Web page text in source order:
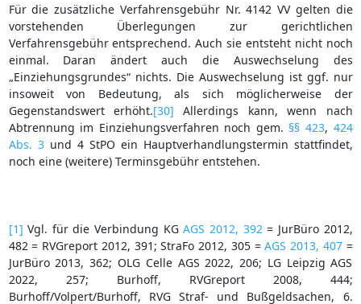
Für die zusätzliche Verfahrensgebühr Nr. 4142 VV gelten die
vorstehenden Überlegungen zur gerichtlichen
Verfahrensgebühr entsprechend. Auch sie entsteht nicht noch
einmal. Daran ändert auch die Auswechselung des
„Einziehungsgrundes“ nichts. Die Auswechselung ist ggf. nur
insoweit von Bedeutung, als sich möglicherweise der
Gegenstandswert erhöht.[30] Allerdings kann, wenn nach
Abtrennung im Einziehungsverfahren noch gem. §§ 423, 424
Abs. 3und 4 StPO ein Hauptverhandlungstermin stattfindet,
noch eine (weitere) Terminsgebühr entstehen.
[1] Vgl. für die Verbindung KGAGS 2012, 392 = JurBüro 2012,
482 = RVGreport 2012, 391; StraFo 2012, 305 =AGS 2013, 407=
JurBüro 2013, 362; OLG Celle AGS 2022, 206; LG Leipzig AGS
2022, 257; Burhoff, RVGreport 2008, 444;
Burhoff/Volpert/Burhoff, RVG Straf- und Bußgeldsachen, 6.